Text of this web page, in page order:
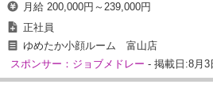
月給 200,000円～239,000円
正社員
ゆめたか小顔ルーム 富山店
スポンサー：ジョブメドレー - 掲載日:8月3